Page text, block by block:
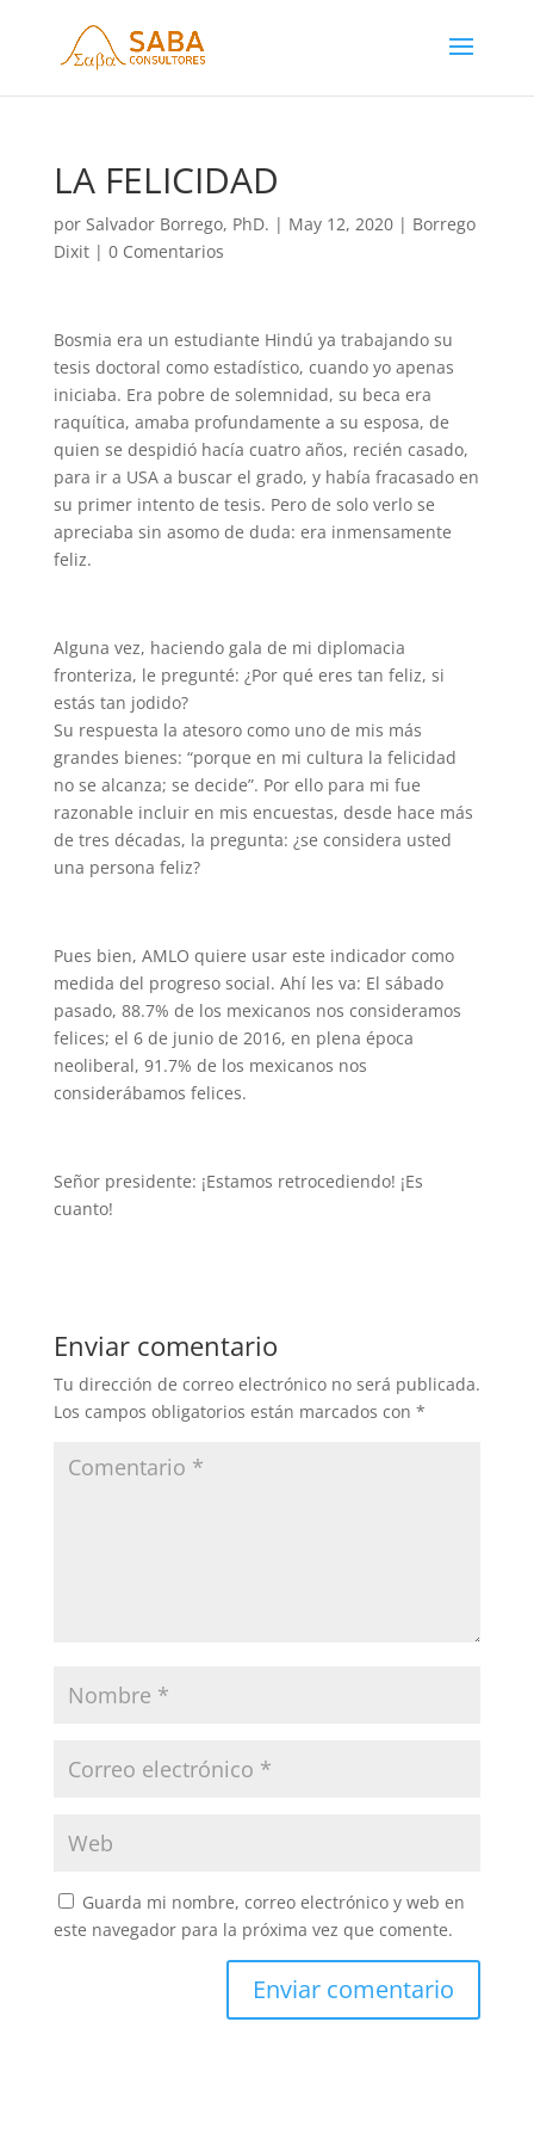
LA FELICIDAD
por Salvador Borrego, PhD. | May 12, 2020| Borrego
Dixit| 0 Comentarios
Bosmia era un estudiante Hindú ya trabajando su
tesis doctoral como estadístico, cuando yo apenas
iniciaba. Era pobre de solemnidad, su beca era
raquítica, amaba profundamente a su esposa, de
quien se despidió hacía cuatro años, recién casado,
para ir a USA a buscar el grado, y había fracasado en
su primer intento de tesis. Pero de solo verlo se
apreciaba sin asomo de duda: era inmensamente
feliz.
Alguna vez, haciendo gala de mi diplomacia
fronteriza, le pregunté: ¿Por qué eres tan feliz, si
estás tan jodido?
Su respuesta la atesoro como uno de mis más
grandes bienes: “porque en mi cultura la felicidad
no se alcanza; se decide”. Por ello para mi fue
razonable incluir en mis encuestas, desde hace más
de tres décadas, la pregunta: ¿se considera usted
una persona feliz?
Pues bien, AMLO quiere usar este indicador como
medida del progreso social. Ahí les va: El sábado
pasado, 88.7% de los mexicanos nos consideramos
felices; el 6 de junio de 2016, en plena época
neoliberal, 91.7% de los mexicanos nos
considerábamos felices.
Señor presidente: ¡Estamos retrocediendo! ¡Es
cuanto!
Enviar comentario
Tu dirección de correo electrónico no será publicada.
Los campos obligatorios están marcados con *
Guarda mi nombre, correo electrónico y web en
este navegador para la próxima vez que comente.